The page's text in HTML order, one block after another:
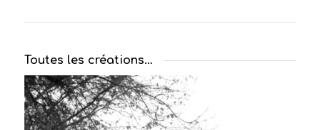
Toutes les créations…